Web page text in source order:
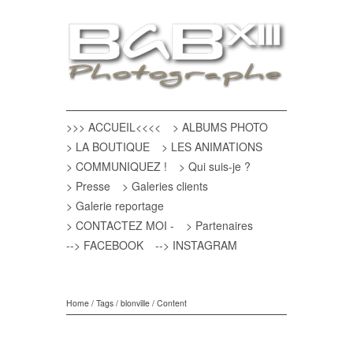
>>> ACCUEIL<<<<
> ALBUMS PHOTO
> LA BOUTIQUE
> LES ANIMATIONS
> COMMUNIQUEZ !
> Qui suis-je ?
> Presse
> Galeries clients
> Galerie reportage
> CONTACTEZ MOI -
> Partenaires
--> FACEBOOK
--> INSTAGRAM
Home / Tags / blonville / Content